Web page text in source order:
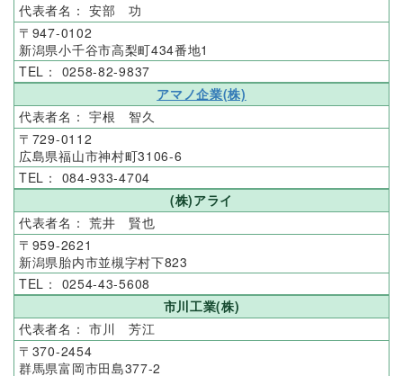
安部 功
947-0102
新潟県小千谷市高梨町434番地1
0258-82-9837
アマノ企業(株)
宇根 智久
729-0112
広島県福山市神村町3106-6
084-933-4704
(株)アライ
荒井 賢也
959-2621
新潟県胎内市並槻字村下823
0254-43-5608
市川工業(株)
市川 芳江
370-2454
群馬県富岡市田島377-2